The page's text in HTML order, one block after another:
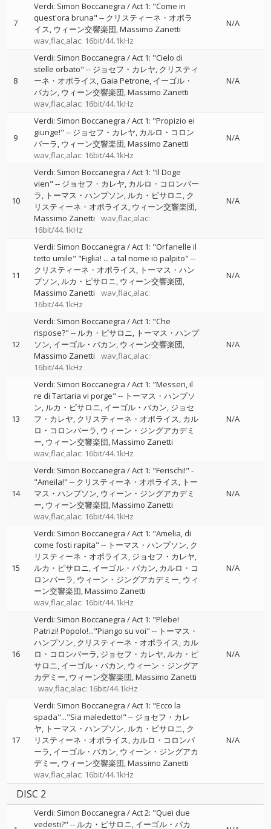
7
Verdi: Simon Boccanegra / Act 1: "Come in
quest'ora bruna" -- クリスティーネ・オポラ
イス ウィーン交響楽団 Massimo Zanetti
wav,flac,alac: 16bit/44.1kHz
N/A
8
Verdi: Simon Boccanegra / Act 1: "Cielo di
stelle orbato" -- ジョセフ・カレヤ クリスティ
ーネ・オポライス Gaia Petrone イーゴル・
バカン ウィーン交響楽団 Massimo Zanetti
wav,flac,alac: 16bit/44.1kHz
N/A
9
Verdi: Simon Boccanegra / Act 1: "Propizio ei
giunge!" -- ジョセフ・カレヤ カルロ・コロン
バーラ ウィーン交響楽団 Massimo Zanetti
wav,flac,alac: 16bit/44.1kHz
N/A
10
Verdi: Simon Boccanegra / Act 1: "Il Doge
vien" -- ジョセフ・カレヤ カルロ・コロンバー
ラ
トーマス・ハンプソン ルカ・ピサロニ ク
リスティーネ・オポライス ウィーン交響楽団
Massimo Zanetti
wav,flac,alac:
16bit/44.1kHz
N/A
11
Verdi: Simon Boccanegra / Act 1: "Orfanelle il
tetto umile" "Figlia! ... a tal nome io palpito" --
クリスティーネ・オポライス
トーマス・ハン
プソン ルカ・ピサロニ ウィーン交響楽団
Massimo Zanetti
wav,flac,alac:
16bit/44.1kHz
N/A
12
Verdi: Simon Boccanegra / Act 1: "Che
rispose?" -- ルカ・ピサロニ
トーマス・ハンプ
ソン イーゴル・バカン ウィーン交響楽団
Massimo Zanetti
wav,flac,alac:
16bit/44.1kHz
N/A
13
Verdi: Simon Boccanegra / Act 1: "Messeri, il
re di Tartaria vi porge" -- トーマス・ハンプソ
ン ルカ・ピサロニ イーゴル・バカン ジョセ
フ・カレヤ クリスティーネ・オポライス カル
ロ・コロンバーラ ウィーン・ジングアカデミ
ー ウィーン交響楽団 Massimo Zanetti
wav,flac,alac: 16bit/44.1kHz
N/A
14
Verdi: Simon Boccanegra / Act 1: "Ferischi!" -
"Ameila!" -- クリスティーネ・オポライス
トー
マス・ハンプソン ウィーン・ジングアカデミ
ー ウィーン交響楽団 Massimo Zanetti
wav,flac,alac: 16bit/44.1kHz
N/A
15
Verdi: Simon Boccanegra / Act 1: "Amelia, di
come fosti rapita" -- トーマス・ハンプソン ク
リスティーネ・オポライス ジョセフ・カレヤ
ルカ・ピサロニ イーゴル・バカン カルロ・コ
ロンバーラ ウィーン・ジングアカデミー ウィ
ーン交響楽団 Massimo Zanetti
wav,flac,alac: 16bit/44.1kHz
N/A
16
Verdi: Simon Boccanegra / Act 1: "Plebe!
Patrizi! Popolo!..."Piango su voi" -- トーマス・
ハンプソン クリスティーネ・オポライス カル
ロ・コロンバーラ ジョセフ・カレヤ ルカ・ピ
サロニ イーゴル・バカン ウィーン・ジングア
カデミー ウィーン交響楽団 Massimo Zanetti
wav,flac,alac: 16bit/44.1kHz
N/A
17
Verdi: Simon Boccanegra / Act 1: "Ecco la
spada"..."Sia maledetto!" -- ジョセフ・カレ
ヤ
トーマス・ハンプソン ルカ・ピサロニ ク
リスティーネ・オポライス カルロ・コロンバ
ーラ イーゴル・バカン ウィーン・ジングアカ
デミー ウィーン交響楽団 Massimo Zanetti
wav,flac,alac: 16bit/44.1kHz
N/A
DISC 2
Verdi: Simon Boccanegra / Act 2: "Quei due
vedesti?" -- ルカ・ピサロニ イーゴル・バカ